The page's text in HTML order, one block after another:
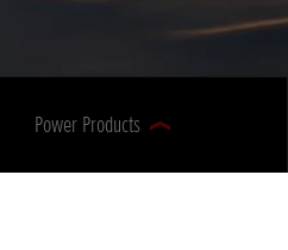
Power Products